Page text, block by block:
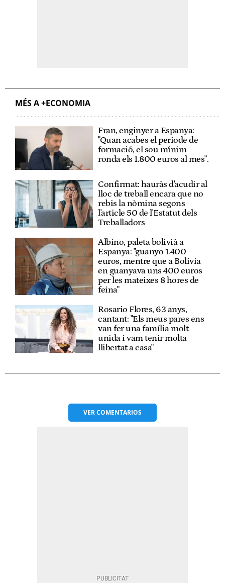
MÉS A +ECONOMIA
Fran, enginyer a Espanya:
"Quan acabes el període de
formació, el sou mínim
ronda els 1.800 euros al mes".
Confirmat: hauràs d'acudir al
lloc de treball encara que no
rebis la nòmina segons
l'article 50 de l'Estatut dels
Treballadors
Albino, paleta bolivià a
Espanya: "guanyo 1.400
euros, mentre que a Bolívia
en guanyava uns 400 euros
per les mateixes 8 hores de
feina"
Rosario Flores, 63 anys,
cantant: "Els meus pares ens
van fer una família molt
unida i vam tenir molta
llibertat a casa"
VERCOMENTARIOS